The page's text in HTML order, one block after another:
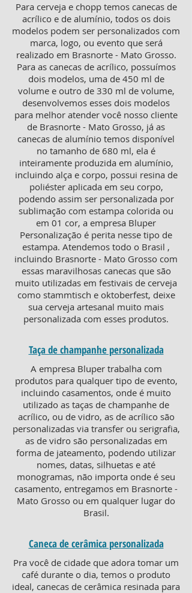
Para cerveja e chopp temos canecas de
acrílico e de alumínio, todos os dois
modelos podem ser personalizados com
marca, logo, ou evento que será
realizado em Brasnorte - Mato Grosso.
Para as canecas de acrílico, possuímos
dois modelos, uma de 450 ml de
volume e outro de 330 ml de volume,
desenvolvemos esses dois modelos
para melhor atender você nosso cliente
de Brasnorte - Mato Grosso, já as
canecas de alumínio temos disponível
no tamanho de 680 ml, ela é
inteiramente produzida em alumínio,
incluindo alça e corpo, possui resina de
poliéster aplicada em seu corpo,
podendo assim ser personalizada por
sublimação com estampa colorida ou
em 01 cor, a empresa Bluper
Personalização é perita nesse tipo de
estampa. Atendemos todo o Brasil ,
incluindo Brasnorte - Mato Grosso com
essas maravilhosas canecas que são
muito utilizadas em festivais de cerveja
como stammtisch e oktoberfest, deixe
sua cerveja artesanal muito mais
personalizada com esses produtos.
Taça de champanhe personalizada
A empresa Bluper trabalha com
produtos para qualquer tipo de evento,
incluindo casamentos, onde é muito
utilizado as taças de champanhe de
acrílico, ou de vidro, as de acrílico são
personalizadas via transfer ou serigrafia,
as de vidro são personalizadas em
forma de jateamento, podendo utilizar
nomes, datas, silhuetas e até
monogramas, não importa onde é seu
casamento, entregamos em Brasnorte -
Mato Grosso ou em qualquer lugar do
Brasil.
Caneca de cerâmica personalizada
Pra você de cidade que adora tomar um
café durante o dia, temos o produto
ideal, canecas de cerâmica resinada para